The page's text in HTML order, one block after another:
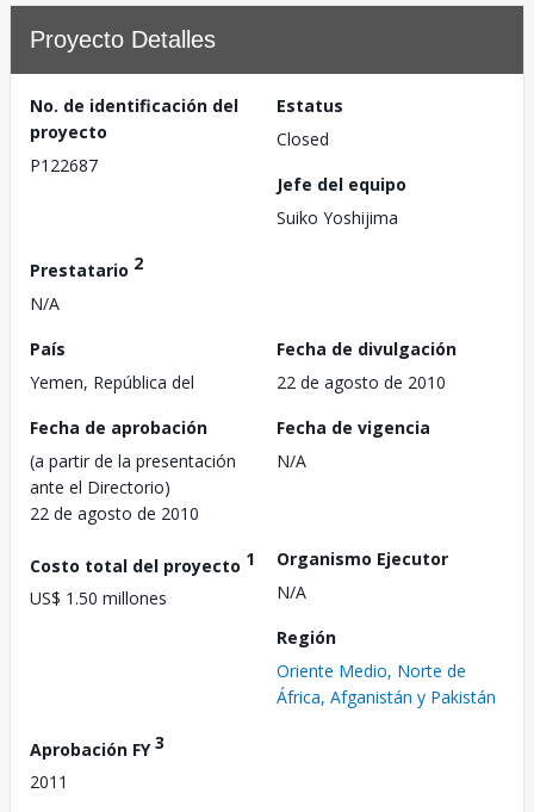
Proyecto Detalles
No. de identificación del
proyecto
P122687
Estatus
Closed
Jefe del equipo
Suiko Yoshijima
Prestatario 2
N/A
País
Yemen, República del
Fecha de divulgación
22 de agosto de 2010
Fecha de aprobación
(a partir de la presentación
ante el Directorio)
22 de agosto de 2010
Fecha de vigencia
N/A
Costo total del proyecto 1
US$ 1.50 millones
Organismo Ejecutor
N/A
Región
Oriente Medio, Norte de
África, Afganistán y Pakistán
Aprobación FY3
2011